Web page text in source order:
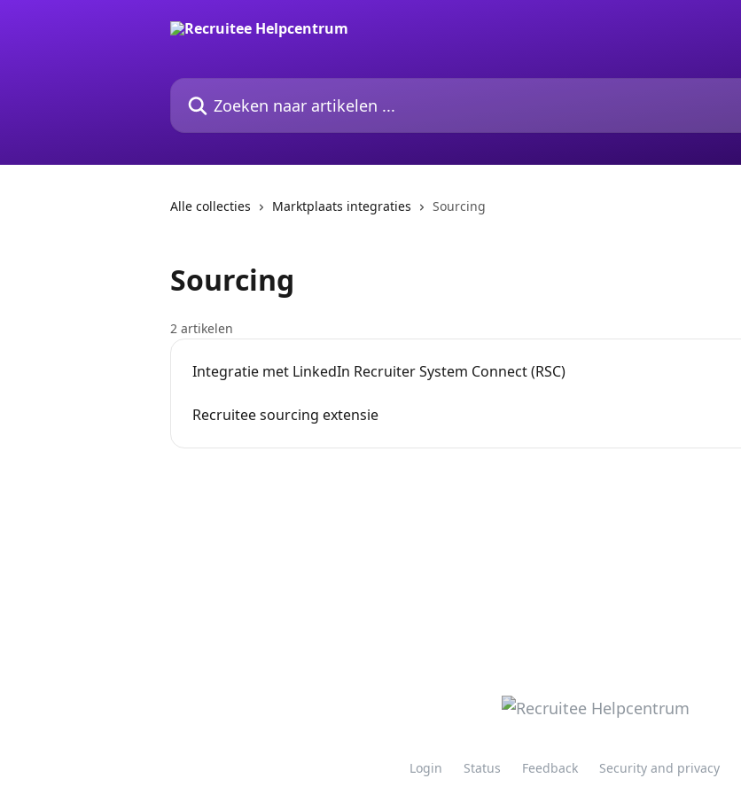
Zoeken naar artikelen ...
Alle collecties Marktplaats integraties Sourcing
Sourcing
2 artikelen
Integratie met LinkedIn Recruiter System Connect (RSC)
Recruitee sourcing extensie
Login Status Feedback Security and privacy